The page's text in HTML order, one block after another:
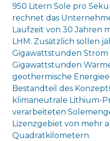
950 Litern Sole pro
rechnet das
Laufzeit von 30 Jahren
LHM. Zusätzlich sollen
Gigawattstunden Strom
Gigawattstunden
geothermische
Bestandteil des
klimaneutrale Lithium-
verarbeiteten
Lizenzgebiet von mehr
Quadratkilometern.